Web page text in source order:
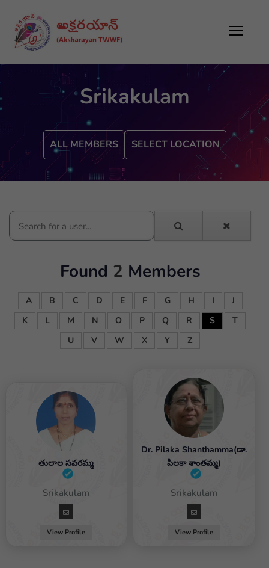
Srikakulam
ALL MEMBERS SELECT LOCATION
Found 2 Members
A B C D E F G H I
J
K
L M N O P Q R S
T
U
V W X Y Z
తులాల సవరమ్మ
Female / Srikakulam
View Profile
Dr. Pilaka Shanthamma(డా.
పిలకా శాంతమ్మ)
Female / Srikakulam
View Profile